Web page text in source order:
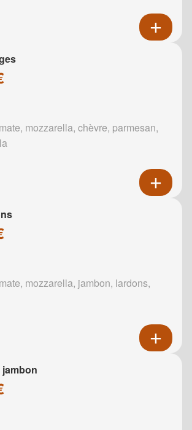
mozzarella, chèvre, parmesan,
mozzarella, jambon, lardons,
jambon